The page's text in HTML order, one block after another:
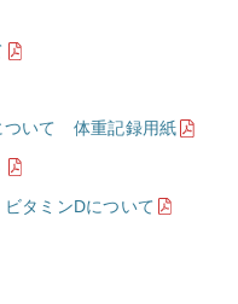
ついて 体重記録用紙
タミンDについて